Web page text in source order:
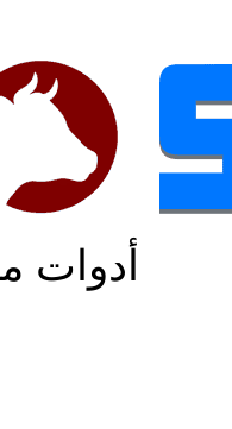
أدوات